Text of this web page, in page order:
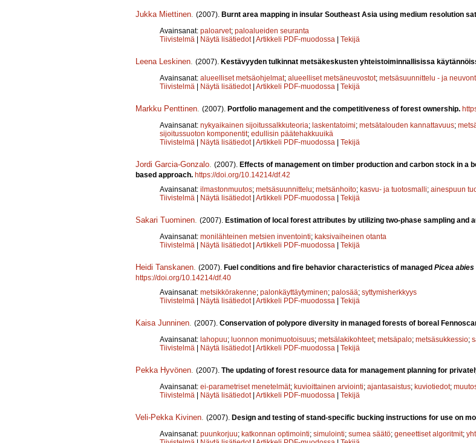
Jukka Miettinen (2007). Burnt area mapping in insular Southeast Asia using medium resolution
Avainsanat: paloarvet; paloalueiden seuranta
Tiivistelmä | Näytä lisätiedot | Artikkeli PDF-muodossa | Tekijä
Leena Leskinen (2007). Kestävyyden tulkinnat metsäkeskusten yhteistoiminnallisissa
Avainsanat: alueelliset metsäohjelmat; alueelliset metsäneuvostot; metsäsuunnittelu - ja
Tiivistelmä | Näytä lisätiedot | Artikkeli PDF-muodossa | Tekijä
Markku Penttinen (2007). Portfolio management and the competitiveness of forest ownership.
Avainsanat: nykyaikainen sijoitussalkkuteoria; laskentatoimi; metsätalouden kannattavuus;
sijoitussuoton komponentit; edullisin päätehakkuuikä
Tiivistelmä | Näytä lisätiedot | Artikkeli PDF-muodossa | Tekijä
Jordi Garcia-Gonzalo (2007). Effects of management on timber production and carbon stock in a
based approach. https://doi.org/10.14214/df.42
Avainsanat: ilmastonmuutos; metsäsuunnittelu; metsänhoito; kasvu- ja tuotosmalli; ainespuun
Tiivistelmä | Näytä lisätiedot | Artikkeli PDF-muodossa | Tekijä
Sakari Tuominen (2007). Estimation of local forest attributes by utilizing two-phase sampling and
Avainsanat: monilähteinen metsien inventointi; kaksivaiheinen otanta
Tiivistelmä | Näytä lisätiedot | Artikkeli PDF-muodossa | Tekijä
Heidi Tanskanen (2007). Fuel conditions and fire behavior characteristics of managed Picea abies
https://doi.org/10.14214/df.40
Avainsanat: metsikkörakenne; palonkäyttäytyminen; palosää; syttymisherkkyys
Tiivistelmä | Näytä lisätiedot | Artikkeli PDF-muodossa | Tekijä
Kaisa Junninen (2007). Conservation of polypore diversity in managed forests of boreal
Avainsanat: lahopuu; luonnon monimuotoisuus; metsälakikohteet; metsäpalo; metsäsukkessio;
Tiivistelmä | Näytä lisätiedot | Artikkeli PDF-muodossa | Tekijä
Pekka Hyvönen (2007). The updating of forest resource data for management planning for
Avainsanat: ei-parametriset menetelmät; kuvioittainen arviointi; ajantasaistus; kuviotiedot;
Tiivistelmä | Näytä lisätiedot | Artikkeli PDF-muodossa | Tekijä
Veli-Pekka Kivinen (2007). Design and testing of stand-specific bucking instructions for use on
Avainsanat: puunkorjuu; katkonnan optimointi; simulointi; sumea säätö; geneettiset algoritmit;